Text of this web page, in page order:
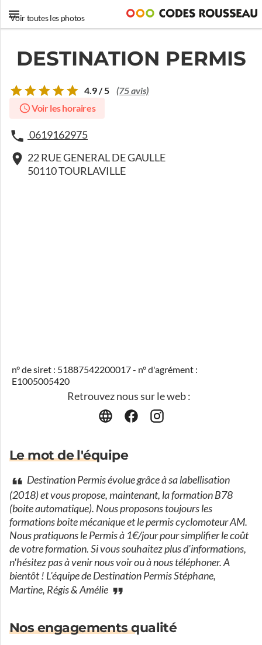
Voir toutes les photos
DESTINATION PERMIS
4.9 / 5 (75 avis)
Voir les horaires
0619162975
22 RUE GENERAL DE GAULLE
50110 TOURLAVILLE
n° de siret : 51887542200017 - n° d'agrément :
E1005005420
Retrouvez nous sur le web :
Le mot de l'équipe
Destination Permis évolue grâce à sa labellisation
(2018) et vous propose, maintenant, la formation B78
(boite automatique). Nous proposons toujours les
formations boite mécanique et le permis cyclomoteur AM.
Nous pratiquons le Permis à 1€/jour pour simplifier le coût
de votre formation. Si vous souhaitez plus d'informations,
n'hésitez pas à venir nous voir ou à nous téléphoner. A
bientôt ! L'équipe de Destination Permis Stéphane,
Martine, Régis & Amélie
Nos engagements qualité